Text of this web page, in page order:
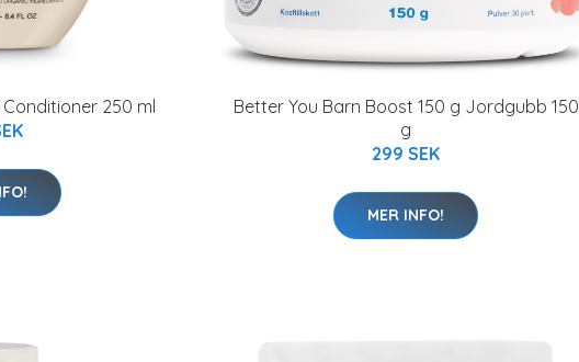
250 ml
Better You Barn Boost 150 g Jordgubb 150
g
299 SEK
MER INFO!